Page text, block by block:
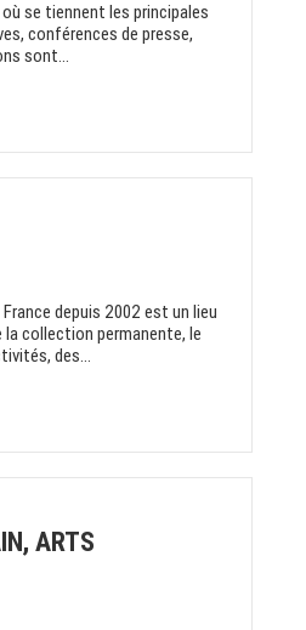
se tiennent les principales
conférences de presse,
sont...
depuis 2002 est un lieu
la collection permanente, le
des...
ARTS